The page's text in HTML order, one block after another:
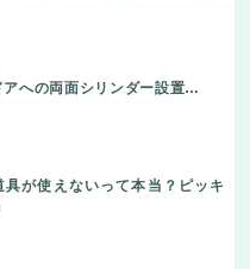
アへの両面シリンダー設置…
が使えないって本当？ピッキ